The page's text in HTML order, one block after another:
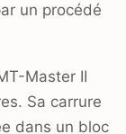
un procédé
Master II
Sa carrure
dans un bloc